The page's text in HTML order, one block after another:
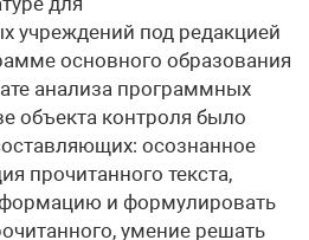
учреждений под редакцией
основного образования
анализа программных
объекта контроля было
осознанное
прочитанного текста,
и формулировать
умение решать